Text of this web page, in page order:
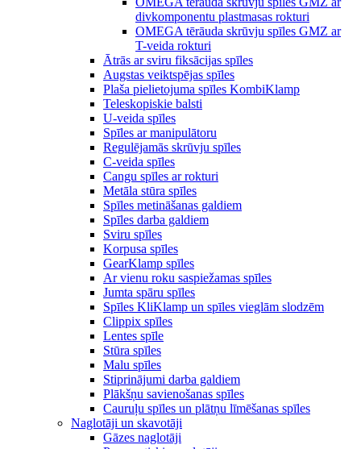
divkomponentu plastmasas rokturi
OMEGA tērāuda skrūvju spīles GMZ ar
T-veida rokturi
Ātrās ar sviru fiksācijas spīles
Augstas veiktspējas spīles
Plaša pielietojuma spīles KombiKlamp
Teleskopiskie balsti
U-veida spīles
Spīles ar manipulātoru
Regulējamās skrūvju spīles
C-veida spīles
Cangu spīles ar rokturi
Metāla stūra spīles
Spīles metināšanas galdiem
Spīles darba galdiem
Sviru spīles
Korpusa spīles
GearKlamp spīles
Ar vienu roku saspiežamas spīles
Jumta spāru spīles
Spīles KliKlamp un spīles vieglām slodzēm
Clippix spīles
Lentes spīle
Stūra spīles
Malu spīles
Stiprinājumi darba galdiem
Plākšņu savienošanas spīles
Cauruļu spīles un plātņu līmēšanas spīles
Naglotāji un skavotāji
Gāzes naglotāji